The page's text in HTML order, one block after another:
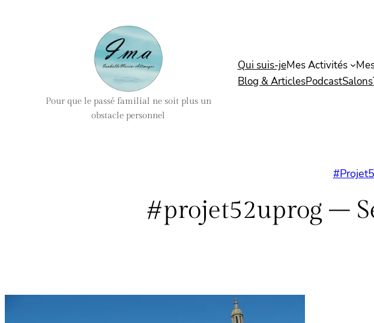
Pour que le passé familial ne soit plus un
obstacle personnel
Qui suis-jeMes Activités
Blog & ArticlesPodcastSalons
#projet52uprog –